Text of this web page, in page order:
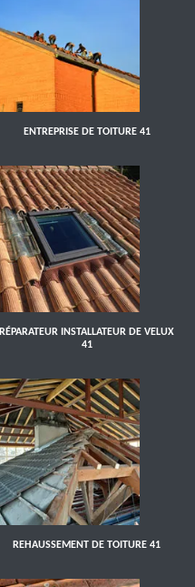
ENTREPRISE DE TOITURE 41
RÉPARATEUR INSTALLATEUR DE VELUX
41
REHAUSSEMENT DE TOITURE 41